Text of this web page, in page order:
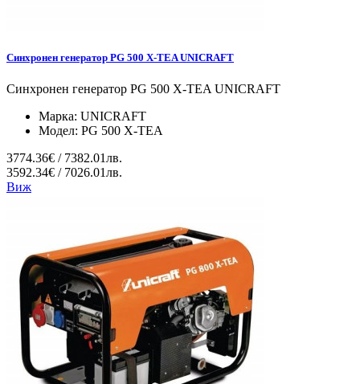
Синхронен генератор PG 500 X-TEA UNICRAFT
Синхронен генератор PG 500 X-TEA UNICRAFT
Марка: UNICRAFT
Модел: PG 500 X-TEA
3774.36€ / 7382.01лв.
3592.34€ / 7026.01лв.
Виж